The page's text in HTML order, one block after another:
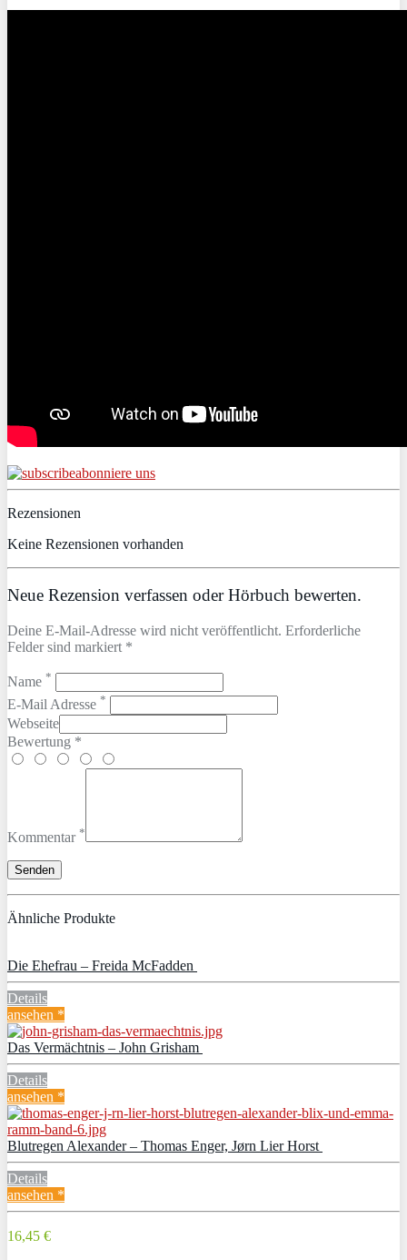
abonniere uns
Rezensionen
Keine Rezensionen vorhanden
Neue Rezension verfassen oder Hörbuch bewerten.
Deine E-Mail-Adresse wird nicht veröffentlicht. Erforderliche
Felder sind markiert *
Name *
E-Mail Adresse *
Webseite
Bewertung *
Kommentar *
Ähnliche Produkte
Die Ehefrau – Freida McFadden
Details
ansehen *
Das Vermächtnis – John Grisham
Details
ansehen *
Blutregen Alexander – Thomas Enger, Jørn Lier Horst
Details
ansehen *
16,45 €